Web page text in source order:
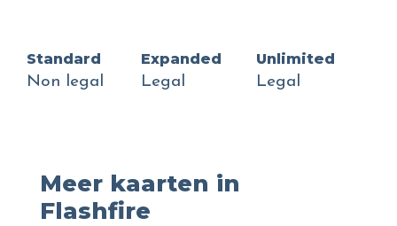
Standard
Non legal
Expanded
Legal
Unlimited
Legal
Meer kaarten in
Flashfire